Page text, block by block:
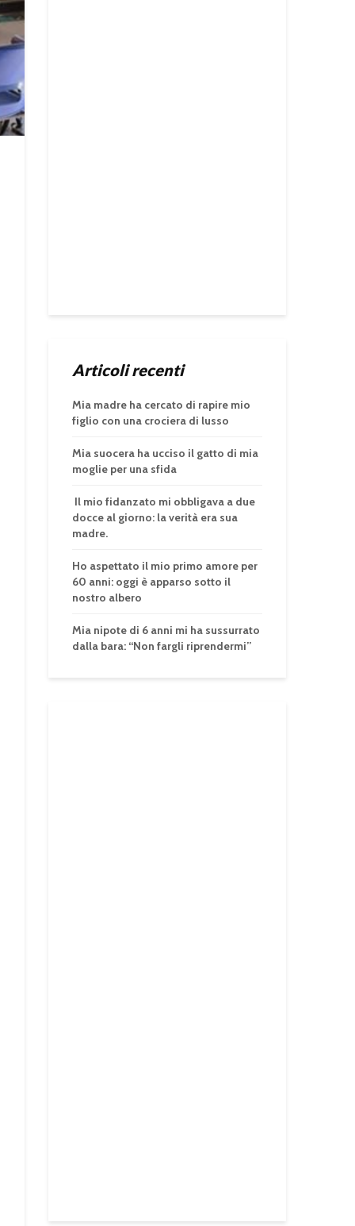
Articoli recenti
Mia madre ha cercato di rapire mio
figlio con una crociera di lusso
Mia suocera ha ucciso il gatto di mia
moglie per una sfida
Il mio fidanzato mi obbligava a due
docce al giorno: la verità era sua
madre.
Ho aspettato il mio primo amore per
60 anni: oggi è apparso sotto il
nostro albero
Mia nipote di 6 anni mi ha sussurrato
dalla bara: “Non fargli riprendermi”